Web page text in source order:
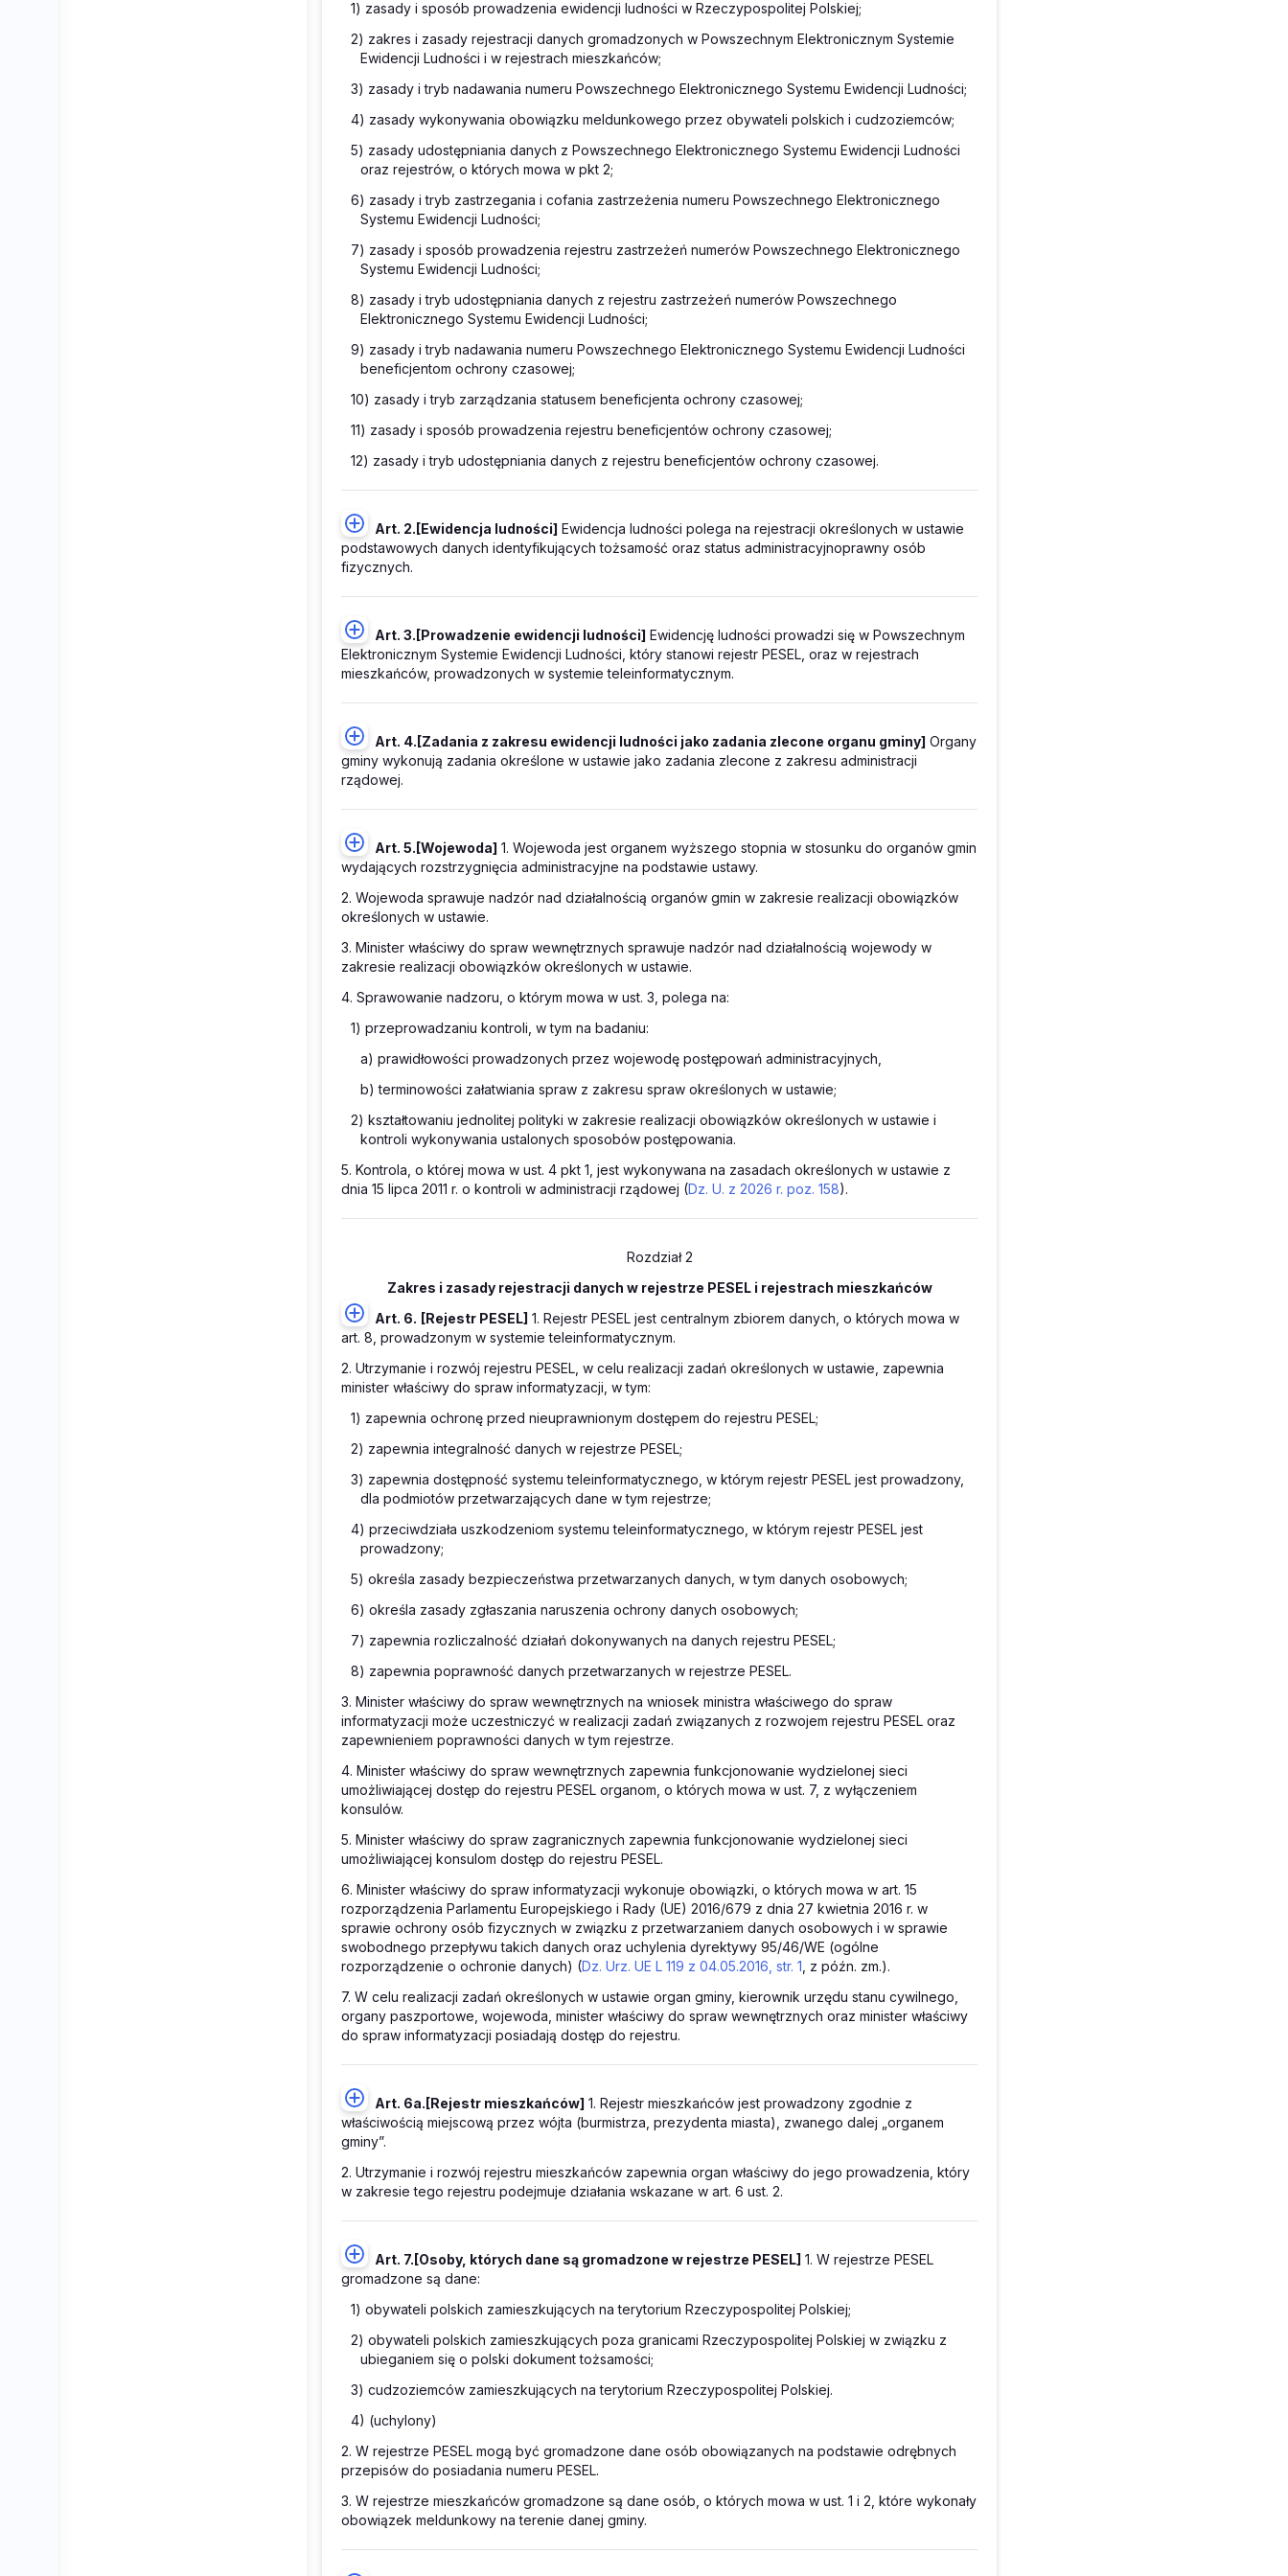
1) zasady i sposób prowadzenia ewidencji ludności w Rzeczypospolitej Polskiej;
2) zakres i zasady rejestracji danych gromadzonych w Powszechnym Elektronicznym Systemie
Ewidencji Ludności i w rejestrach mieszkańców;
3) zasady i tryb nadawania numeru Powszechnego Elektronicznego Systemu Ewidencji Ludności;
4) zasady wykonywania obowiązku meldunkowego przez obywateli polskich i cudzoziemców;
5) zasady udostępniania danych z Powszechnego Elektronicznego Systemu Ewidencji Ludności
oraz rejestrów, o których mowa w pkt 2;
6) zasady i tryb zastrzegania i cofania zastrzeżenia numeru Powszechnego Elektronicznego
Systemu Ewidencji Ludności;
7) zasady i sposób prowadzenia rejestru zastrzeżeń numerów Powszechnego Elektronicznego
Systemu Ewidencji Ludności;
8) zasady i tryb udostępniania danych z rejestru zastrzeżeń numerów Powszechnego
Elektronicznego Systemu Ewidencji Ludności;
9) zasady i tryb nadawania numeru Powszechnego Elektronicznego Systemu Ewidencji Ludności
beneficjentom ochrony czasowej;
10) zasady i tryb zarządzania statusem beneficjenta ochrony czasowej;
11) zasady i sposób prowadzenia rejestru beneficjentów ochrony czasowej;
12) zasady i tryb udostępniania danych z rejestru beneficjentów ochrony czasowej.
Art. 2. [Ewidencja ludności] Ewidencja ludności polega na rejestracji określonych w ustawie
podstawowych danych identyfikujących tożsamość oraz status administracyjnoprawny osób
fizycznych.
Art. 3. [Prowadzenie ewidencji ludności] Ewidencję ludności prowadzi się w Powszechnym
Elektronicznym Systemie Ewidencji Ludności, który stanowi rejestr PESEL, oraz w rejestrach
mieszkańców, prowadzonych w systemie teleinformatycznym.
Art. 4. [Zadania z zakresu ewidencji ludności jako zadania zlecone organu gminy] Organy
gminy wykonują zadania określone w ustawie jako zadania zlecone z zakresu administracji
rządowej.
Art. 5. [Wojewoda] 1. Wojewoda jest organem wyższego stopnia w stosunku do organów gmin
wydających rozstrzygnięcia administracyjne na podstawie ustawy.
2. Wojewoda sprawuje nadzór nad działalnością organów gmin w zakresie realizacji obowiązków
określonych w ustawie.
3. Minister właściwy do spraw wewnętrznych sprawuje nadzór nad działalnością wojewody w
zakresie realizacji obowiązków określonych w ustawie.
4. Sprawowanie nadzoru, o którym mowa w ust. 3, polega na:
1) przeprowadzaniu kontroli, w tym na badaniu:
a) prawidłowości prowadzonych przez wojewodę postępowań administracyjnych,
b) terminowości załatwiania spraw z zakresu spraw określonych w ustawie;
2) kształtowaniu jednolitej polityki w zakresie realizacji obowiązków określonych w ustawie i
kontroli wykonywania ustalonych sposobów postępowania.
5. Kontrola, o której mowa w ust. 4 pkt 1, jest wykonywana na zasadach określonych w ustawie z
dnia 15 lipca 2011 r. o kontroli w administracji rządowej (Dz. U. z 2026 r. poz. 158).
Rozdział 2
Zakres i zasady rejestracji danych w rejestrze PESEL i rejestrach mieszkańców
Art. 6. [Rejestr PESEL] 1. Rejestr PESEL jest centralnym zbiorem danych, o których mowa w
art. 8, prowadzonym w systemie teleinformatycznym.
2. Utrzymanie i rozwój rejestru PESEL, w celu realizacji zadań określonych w ustawie, zapewnia
minister właściwy do spraw informatyzacji, w tym:
1) zapewnia ochronę przed nieuprawnionym dostępem do rejestru PESEL;
2) zapewnia integralność danych w rejestrze PESEL;
3) zapewnia dostępność systemu teleinformatycznego, w którym rejestr PESEL jest prowadzony,
dla podmiotów przetwarzających dane w tym rejestrze;
4) przeciwdziała uszkodzeniom systemu teleinformatycznego, w którym rejestr PESEL jest
prowadzony;
5) określa zasady bezpieczeństwa przetwarzanych danych, w tym danych osobowych;
6) określa zasady zgłaszania naruszenia ochrony danych osobowych;
7) zapewnia rozliczalność działań dokonywanych na danych rejestru PESEL;
8) zapewnia poprawność danych przetwarzanych w rejestrze PESEL.
3. Minister właściwy do spraw wewnętrznych na wniosek ministra właściwego do spraw
informatyzacji może uczestniczyć w realizacji zadań związanych z rozwojem rejestru PESEL oraz
zapewnieniem poprawności danych w tym rejestrze.
4. Minister właściwy do spraw wewnętrznych zapewnia funkcjonowanie wydzielonej sieci
umożliwiającej dostęp do rejestru PESEL organom, o których mowa w ust. 7, z wyłączeniem
konsulów.
5. Minister właściwy do spraw zagranicznych zapewnia funkcjonowanie wydzielonej sieci
umożliwiającej konsulom dostęp do rejestru PESEL.
6. Minister właściwy do spraw informatyzacji wykonuje obowiązki, o których mowa w art. 15
rozporządzenia Parlamentu Europejskiego i Rady (UE) 2016/679 z dnia 27 kwietnia 2016 r. w
sprawie ochrony osób fizycznych w związku z przetwarzaniem danych osobowych i w sprawie
swobodnego przepływu takich danych oraz uchylenia dyrektywy 95/46/WE (ogólne
rozporządzenie o ochronie danych) (Dz. Urz. UE L 119 z 04.05.2016, str. 1 , z późn. zm.).
7. W celu realizacji zadań określonych w ustawie organ gminy, kierownik urzędu stanu cywilnego,
organy paszportowe, wojewoda, minister właściwy do spraw wewnętrznych oraz minister właściwy
do spraw informatyzacji posiadają dostęp do rejestru.
Art. 6a. [Rejestr mieszkańców] 1. Rejestr mieszkańców jest prowadzony zgodnie z
właściwością miejscową przez wójta (burmistrza, prezydenta miasta), zwanego dalej „organem
gminy”.
2. Utrzymanie i rozwój rejestru mieszkańców zapewnia organ właściwy do jego prowadzenia, który
w zakresie tego rejestru podejmuje działania wskazane w art. 6 ust. 2.
Art. 7. [Osoby, których dane są gromadzone w rejestrze PESEL] 1. W rejestrze PESEL
gromadzone są dane:
1) obywateli polskich zamieszkujących na terytorium Rzeczypospolitej Polskiej;
2) obywateli polskich zamieszkujących poza granicami Rzeczypospolitej Polskiej w związku z
ubieganiem się o polski dokument tożsamości;
3) cudzoziemców zamieszkujących na terytorium Rzeczypospolitej Polskiej.
4) (uchylony)
2. W rejestrze PESEL mogą być gromadzone dane osób obowiązanych na podstawie odrębnych
przepisów do posiadania numeru PESEL.
3. W rejestrze mieszkańców gromadzone są dane osób, o których mowa w ust. 1 i 2, które wykonały
obowiązek meldunkowy na terenie danej gminy.